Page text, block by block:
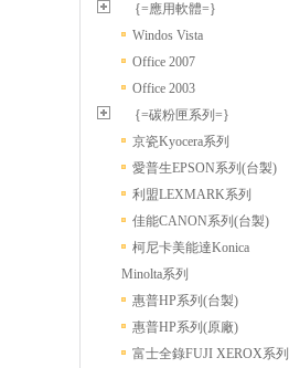
{=應用軟體=}
Windos Vista
Office 2007
Office 2003
{=碳粉匣系列=}
京瓷Kyocera系列
愛普生EPSON系列(台製)
利盟LEXMARK系列
佳能CANON系列(台製)
柯尼卡美能達Konica
Minolta系列
惠普HP系列(台製)
惠普HP系列(原廠)
富士全錄FUJI XEROX系列